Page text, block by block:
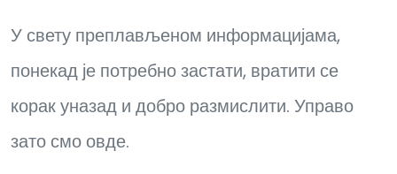
У свету преплављеном информацијама,
понекад је потребно застати, вратити се
корак уназад и добро размислити. Управо
зато смо овде.